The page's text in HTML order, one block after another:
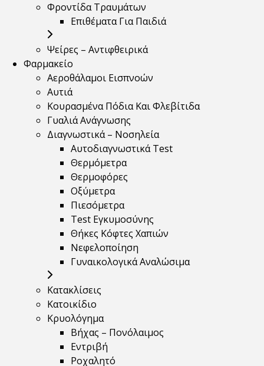
Φροντίδα Τραυμάτων
Επιθέματα Για Παιδιά
Ψείρες – Αντιφθειρικά
Φαρμακείο
Αεροθάλαμοι Εισπνοών
Αυτιά
Κουρασμένα Πόδια Και Φλεβίτιδα
Γυαλιά Ανάγνωσης
Διαγνωστικά – Νοσηλεία
Αυτοδιαγνωστικά Test
Θερμόμετρα
Θερμοφόρες
Οξύμετρα
Πιεσόμετρα
Test Εγκυμοσύνης
Θήκες Κόφτες Χαπιών
Νεφελοποίηση
Γυναικολογικά Αναλώσιμα
Κατακλίσεις
Κατοικίδιο
Κρυολόγημα
Βήχας – Πονόλαιμος
Εντριβή
Ροχαλητό